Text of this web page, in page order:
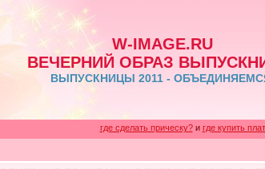
W-IMAGE.RU
ВЕЧЕРНИЙ ОБРАЗ
ВЫПУСКНИЦЫ 2011 -
где сделать прическу?и где купить